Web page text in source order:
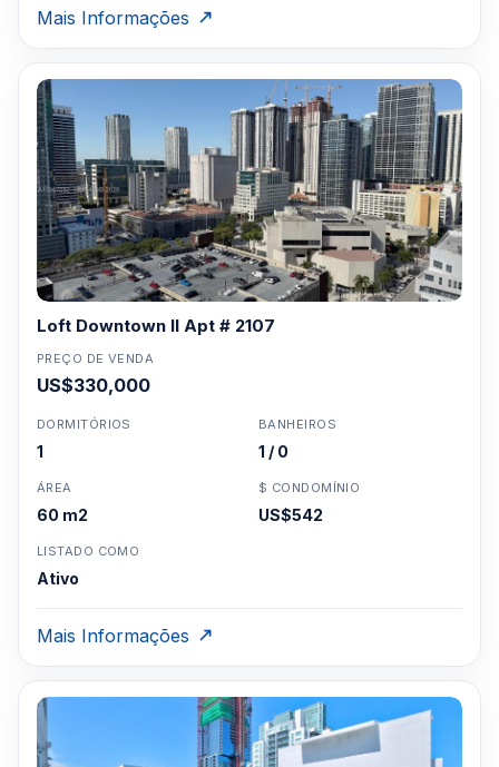
Mais Informações
Loft Downtown II Apt # 2107
PREÇO DE VENDA
US$330,000
DORMITÓRIOS
1
BANHEIROS
1 / 0
ÁREA
60 m2
$ CONDOMÍNIO
US$542
LISTADO COMO
Ativo
Mais Informações